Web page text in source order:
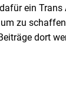
ein
zu
dort